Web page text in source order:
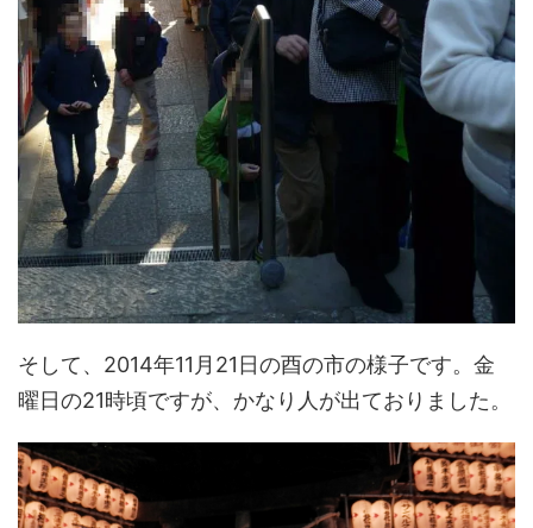
そして、2014年11月21日の酉の市の様子です。金
曜日の21時頃ですが、かなり人が出ておりました。